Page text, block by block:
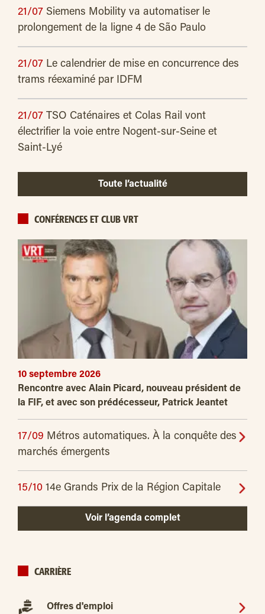
21/07 Siemens Mobility va automatiser le
prolongement de la ligne 4 de São Paulo
21/07 Le calendrier de mise en concurrence des
trams réexaminé par IDFM
21/07 TSO Caténaires et Colas Rail vont
électrifier la voie entre Nogent-sur-Seine et
Saint-Lyé
Toute l’actualité
CONFÉRENCES ET CLUB VRT
10 septembre 2026
Rencontre avec Alain Picard, nouveau président de
la FIF, et avec son prédécesseur, Patrick Jeantet
17/09 Métros automatiques. À la conquête des
marchés émergents
15/10 14e Grands Prix de la Région Capitale
Voir l’agenda complet
CARRIÈRE
Offres d'emploi